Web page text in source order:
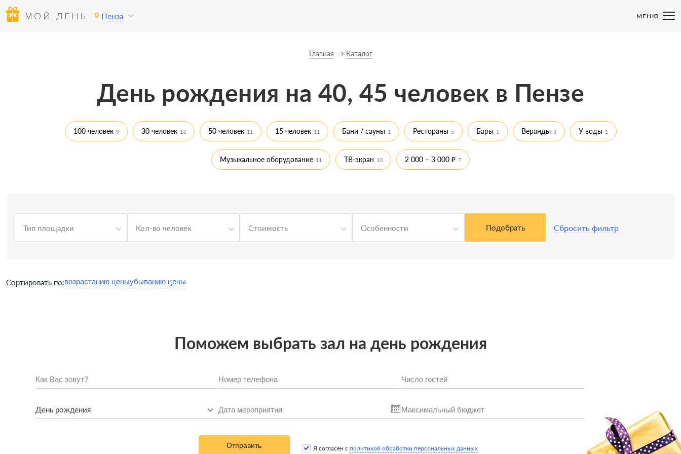
МОЙ ДЕНЬ Пенза МЕНЮ
Главная Каталог
День рождения на 40, 45 человек в Пензе
100 человек 9 30 человек 13 50 человек 11 15 человек 11 Бани / сауны 1 Рестораны 5 Бары 1 Веранды 3 У воды 1
Музыкальное оборудование 11 ТВ-экран 10 2 000 – 3 000 ₽ 7
Тип площадки Кол-во человек Стоимость Особенности Подобрать Сбросить фильтр
Сортировать по:
Поможем выбрать зал на день рождения
День рождения
Отправить Я согласен с политикой обработки персональных данных